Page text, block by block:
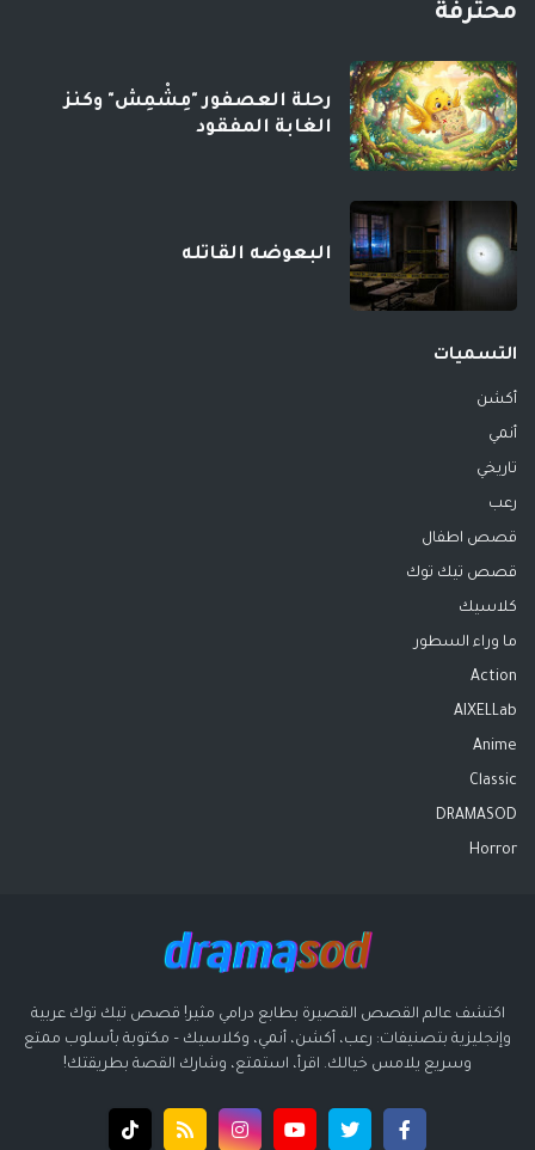
محترفة
رحلة العصفور "مِشْمِش" وكنز
الغابة المفقود
البعوضه القاتله
التسميات
أكشن
أنمي
تاريخي
رعب
قصص اطفال
قصص تيك توك
كلاسيك
ما وراء السطور
Action
AIXELLab
Anime
Classic
DRAMASOD
Horror
اكتشف عالم القصص القصيرة بطابع درامي مثير! قصص تيك توك عربية
وإنجليزية بتصنيفات: رعب، أكشن، أنمي، وكلاسيك – مكتوبة بأسلوب ممتع
وسريع يلامس خيالك. اقرأ، استمتع، وشارك القصة بطريقتك!